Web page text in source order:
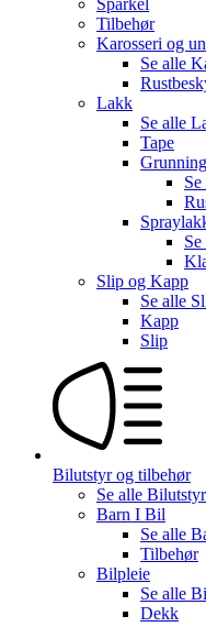
Tilbehør
Karosseri og
Se alle
Lakk
Se alle
Tape
Grunning
Slip og Kapp
Se alle
Kapp
Slip
Bilutstyr og tilbehør
Se alle
Barn I Bil
Se alle
Tilbehør
Bilpleie
Se alle
Dekk